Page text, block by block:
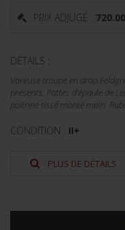
PRIX ADJUGÉ : 720.00
DÉTAILS :
Vareuse troupe en drap
présents. Pattes d'épaule de
poitrine tissé monté main.
CONDITION : II+
PLUS DE DÉTAILS